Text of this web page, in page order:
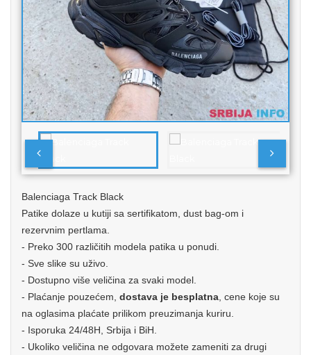
Balenciaga Track Black
Patike dolaze u kutiji sa sertifikatom, dust bag-om i
rezervnim pertlama.
- Preko 300 različitih modela patika u ponudi.
- Sve slike su uživo.
- Dostupno više veličina za svaki model.
- Plaćanje pouzećem, dostava je besplatna , cene koje su
na oglasima plaćate prilikom preuzimanja kuriru.
- Isporuka 24/48H, Srbija i BiH.
- Ukoliko veličina ne odgovara možete zameniti za drugi